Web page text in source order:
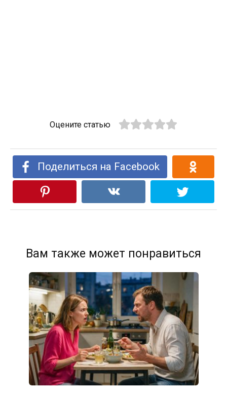
Оцените статью
Поделиться на Facebook
Вам также может понравиться